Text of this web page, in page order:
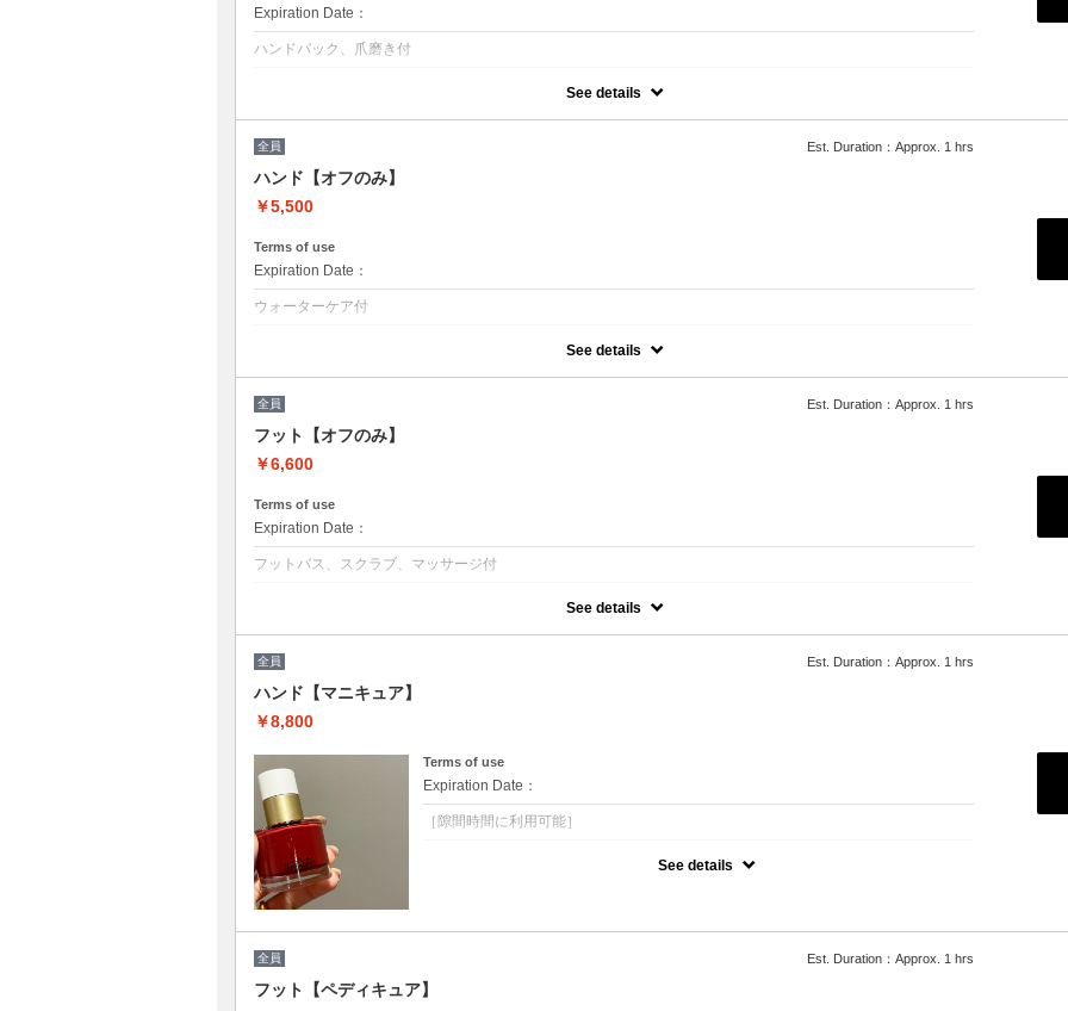
Expiration Date：
ハンドパック、爪磨き付
長さ整え→ウォーターケア→パックを付け浸透→マッサージ
〔仕上げはシャイナーで爪磨きをいたします。シャイナーはお持ち帰りいただけます。マニキュアトップコー
ト仕上げも可能（オプション¥1,100で磨き上げ可能）〕
※他割引併用不可
See details
全員 Est. Duration：Approx. 1 hrs
ハンド【オフのみ】
￥5,500
Terms of use
Expiration Date：
ウォーターケア付
【ハードジェルの場合＋1100円】
工程：オフ→ファイリング→甘皮ケア（ウォーターケア）→仕上げ
マニキュアトップコート仕上げも可能（オプション¥1,100で磨き上げ可能）
※他割引併用不可
See details
全員 Est. Duration：Approx. 1 hrs
フット【オフのみ】
￥6,600
Terms of use
Expiration Date：
フットバス、スクラブ、マッサージ付
【ハードジェルの場合＋1100円】
工程：オフ→ファイリング→甘皮ケア→スクラブ→マッサージ
マニキュアトップコート仕上げも可能（オプション1,100円で磨き上げ可能）
オフと同時に角質除去もされると足裏もツルツルに！
See details
全員 Est. Duration：Approx. 1 hrs
ハンド【マニキュア】
￥8,800
Terms of use
Expiration Date：
［隙間時間に利用可能］
See details
全員 Est. Duration：Approx. 1 hrs
フット【ペディキュア】